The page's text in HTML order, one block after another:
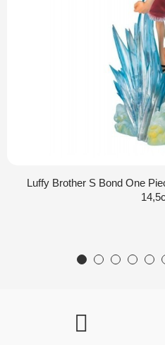
Luffy Brother S Bond One